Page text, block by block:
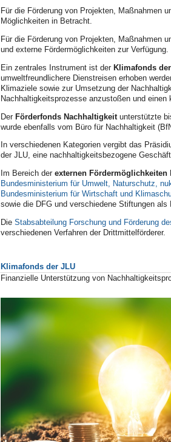
Für die Förderung von Projekten, Maßnahmen
Möglichkeiten in Betracht.
Für die Förderung von Projekten, Maßnahmen
und externe Fördermöglichkeiten zur Verfügung.
Ein zentrales Instrument ist der Klimafonds
umweltfreundlichere Dienstreisen erhoben
Klimaziele sowie zur Umsetzung der
Nachhaltigkeitsprozesse anzustoßen und
Der Förderfonds Nachhaltigkeit unterstützte
wurde ebenfalls vom Büro für Nachhaltigkeit
In verschiedenen Kategorien vergibt das
der JLU, eine nachhaltigkeitsbezogene
Im Bereich der externen Fördermöglichkeiten
Bundesministerium für Umwelt, Naturschutz,
Bundesministerium für Wirtschaft und
sowie die DFG und verschiedene Stiftungen als
Die Stabsabteilung Forschung und Förderung
verschiedenen Verfahren der Drittmittelförderer.
Klimafonds der JLU
Finanzielle Unterstützung von